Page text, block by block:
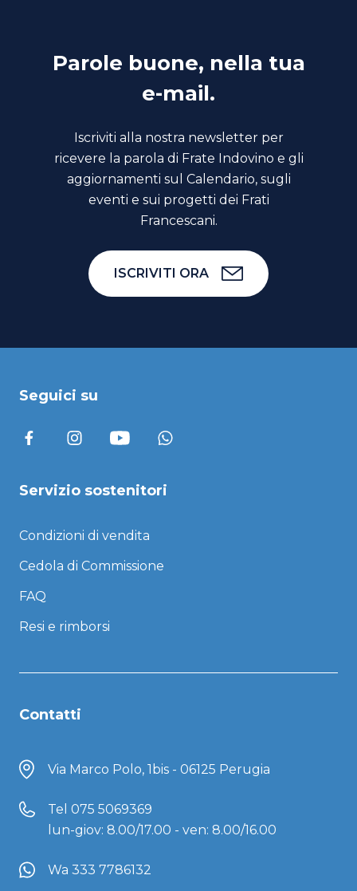
Parole buone, nella tua
e-mail.
Iscriviti alla nostra newsletter per
ricevere la parola di Frate Indovino e gli
aggiornamenti sul Calendario, sugli
eventi e sui progetti dei Frati
Francescani.
ISCRIVITI ORA
Seguici su
Servizio sostenitori
Condizioni di vendita
Cedola di Commissione
FAQ
Resi e rimborsi
Contatti
Via Marco Polo, 1bis - 06125 Perugia
Tel 075 5069369
lun-giov: 8.00/17.00 - ven: 8.00/16.00
Wa 333 7786132